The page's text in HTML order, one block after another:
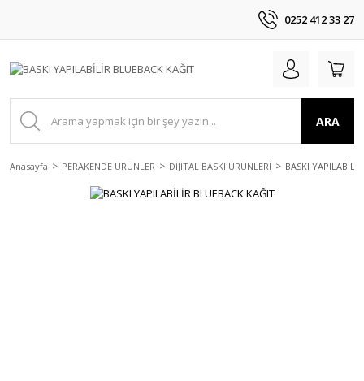
0252 412 33 27
ARA
Anasayfa PERAKENDE ÜRÜNLER DİJİTAL BASKI ÜRÜNLERİ BASKI